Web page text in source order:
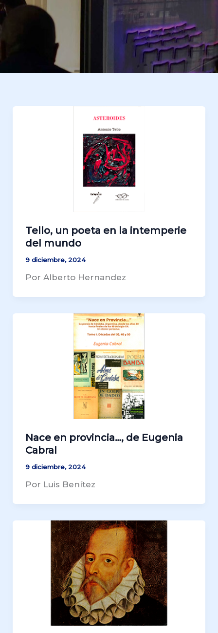
Tello, un poeta en la intemperie
del mundo
9 diciembre, 2024
Por Alberto Hernandez
Nace en provincia…, de Eugenia
Cabral
9 diciembre, 2024
Por Luis Benítez